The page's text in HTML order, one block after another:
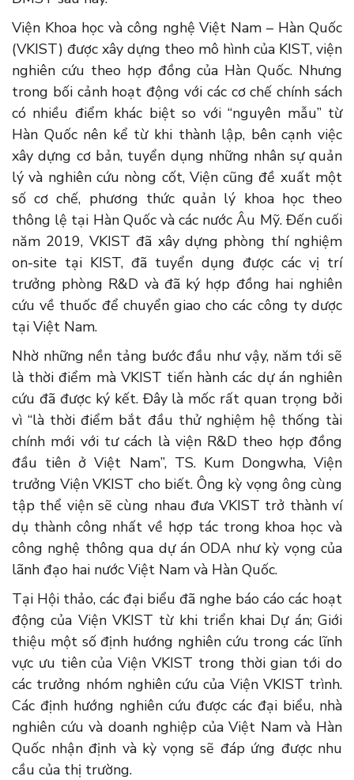
Viện Khoa học và công nghệ Việt Nam – Hàn Quốc
(VKIST) được xây dựng theo mô hình của KIST, viện
nghiên cứu theo hợp đồng của Hàn Quốc. Nhưng
trong bối cảnh hoạt động với các cơ chế chính sách
có nhiều điểm khác biệt so với “nguyên mẫu” từ
Hàn Quốc nên kể từ khi thành lập, bên cạnh việc
xây dựng cơ bản, tuyển dụng những nhân sự quản
lý và nghiên cứu nòng cốt, Viện cũng đề xuất một
số cơ chế, phương thức quản lý khoa học theo
thông lệ tại Hàn Quốc và các nước Âu Mỹ. Đến cuối
năm 2019, VKIST đã xây dựng phòng thí nghiệm
on-site tại KIST, đã tuyển dụng được các vị trí
trưởng phòng R&D và đã ký hợp đồng hai nghiên
cứu về thuốc để chuyển giao cho các công ty dược
tại Việt Nam.
Nhờ những nền tảng bước đầu như vậy, năm tới sẽ
là thời điểm mà VKIST tiến hành các dự án nghiên
cứu đã được ký kết. Đây là mốc rất quan trọng bởi
vì “là thời điểm bắt đầu thử nghiệm hệ thống tài
chính mới với tư cách là viện R&D theo hợp đồng
đầu tiên ở Việt Nam”, TS. Kum Dongwha, Viện
trưởng Viện VKIST cho biết. Ông kỳ vọng ông cùng
tập thể viện sẽ cùng nhau đưa VKIST trở thành ví
dụ thành công nhất về hợp tác trong khoa học và
công nghệ thông qua dự án ODA như kỳ vọng của
lãnh đạo hai nước Việt Nam và Hàn Quốc.
Tại Hội thảo, các đại biểu đã nghe báo cáo các hoạt
động của Viện VKIST từ khi triển khai Dự án; Giới
thiệu một số định hướng nghiên cứu trong các lĩnh
vực ưu tiên của Viện VKIST trong thời gian tới do
các trưởng nhóm nghiên cứu của Viện VKIST trình.
Các định hướng nghiên cứu được các đại biểu, nhà
nghiên cứu và doanh nghiệp của Việt Nam và Hàn
Quốc nhận định và kỳ vọng sẽ đáp ứng được nhu
cầu của thị trường.